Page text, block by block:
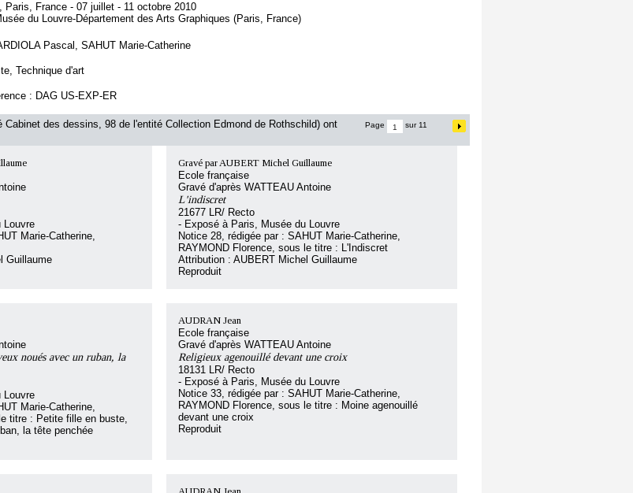
Paris, France - 07 juillet - 11 octobre 2010
du Louvre-Département des Arts Graphiques (Paris, France)
Pascal, SAHUT Marie-Catherine
Technique d'art
: DAG US-EXP-ER
Cabinet des dessins, 98 de l'entité Collection Edmond de Rothschild) ont
Page sur 11
Louvre
Marie-Catherine,
Guillaume
Gravé par AUBERT Michel Guillaume
Ecole française
Gravé d'après WATTEAU Antoine
L'indiscret
21677 LR/ Recto
- Exposé à Paris, Musée du Louvre
Notice 28, rédigée par : SAHUT Marie-Catherine,
RAYMOND Florence, sous le titre : L'Indiscret
Attribution : AUBERT Michel Guillaume
Reproduit
noués avec un ruban, la
Louvre
Marie-Catherine,
titre : Petite fille en buste,
la tête penchée
AUDRAN Jean
Ecole française
Gravé d'après WATTEAU Antoine
Religieux agenouillé devant une croix
18131 LR/ Recto
- Exposé à Paris, Musée du Louvre
Notice 33, rédigée par : SAHUT Marie-Catherine,
RAYMOND Florence, sous le titre : Moine agenouillé
devant une croix
Reproduit